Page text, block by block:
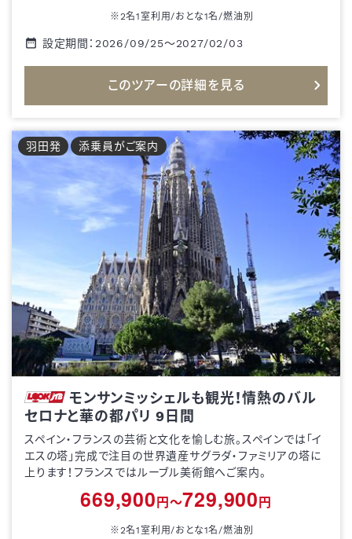
※2名1室利用/おとな1名/燃油別
設定期間： 2026/09/25～2027/02/03
このツアーの詳細を見る
モンサンミッシェルも観光！情熱のバル
セロナと華の都パリ 9日間
スペイン・フランスの芸術と文化を愉しむ旅。スペインでは「イ
エスの塔」完成で注目の世界遺産サグラダ・ファミリアの塔に
上ります！フランスではルーブル美術館へご案内。
羽田発 添乗員がご案内
669,900 円～729,900 円
※2名1室利用/おとな1名/燃油別